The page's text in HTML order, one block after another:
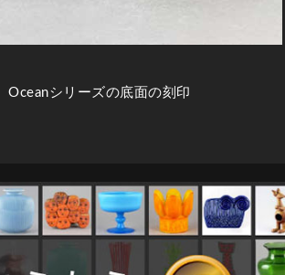
Oceanシリーズの底面の刻印